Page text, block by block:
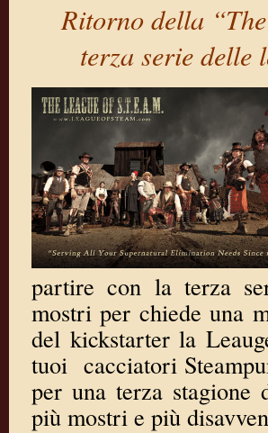
Ritorno della
terza serie delle
partire con la terza
mostri per chiede una
del kickstarter la
tuoi cacciatori
per una terza stagione
più mostri e più